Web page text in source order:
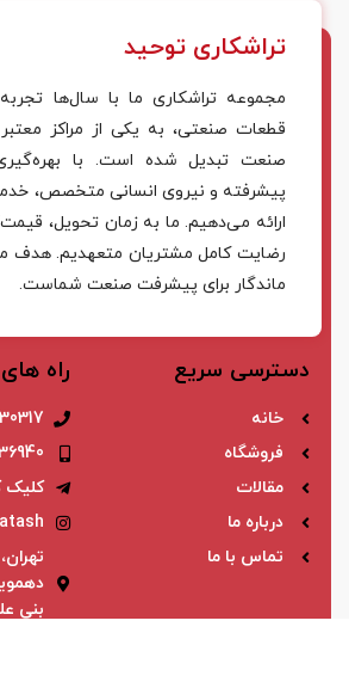
تراشکاری توحید
مجموعه تراشکاری ما با سال‌ها
قطعات صنعتی، به یکی از مراکز معتبر
صنعت تبدیل شده است. با
پیشرفته و نیروی انسانی متخصص،
ارائه می‌دهیم. ما به زمان تحویل،
رضایت کامل مشتریان متعهدیم. هدف
ماندگار برای پیشرفت صنعت شماست.
دسترسی سریع
خانه
فروشگاه
مقالات
درباره ما
تماس با ما
راه
کلیک
بنی